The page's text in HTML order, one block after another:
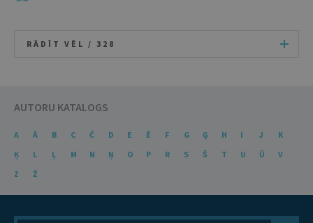
RĀDĪT VĒL / 328
AUTORU KATALOGS
A Ā B C Č D E Ē F G Ģ H I J
K
Ķ
L Ļ M N Ņ O P R S Š T U Ū
V
Z
Ž